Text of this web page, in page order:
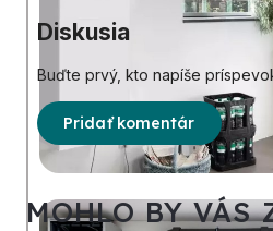
Diskusia
Buďte prvý, kto napíše
Pridať komentár
MOHLO BY VÁS